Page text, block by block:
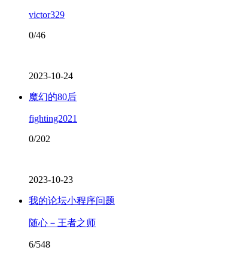
victor329
0/46
2023-10-24
魔幻的80后
fighting2021
0/202
2023-10-23
我的论坛小程序问题
随心－王者之师
6/548